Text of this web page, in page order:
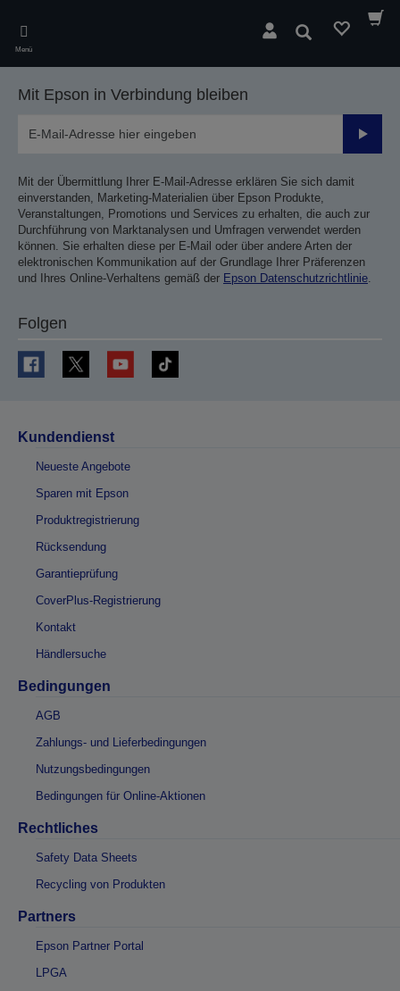
main
content
Menü
Suchen
Mit Epson in Verbindung bleiben
Mit der Übermittlung Ihrer E-Mail-Adresse erklären Sie sich damit
einverstanden, Marketing-Materialien über Epson Produkte,
Veranstaltungen, Promotions und Services zu erhalten, die auch zur
Durchführung von Marktanalysen und Umfragen verwendet werden
können. Sie erhalten diese per E-Mail oder über andere Arten der
elektronischen Kommunikation auf der Grundlage Ihrer Präferenzen
und Ihres Online-Verhaltens gemäß der Epson Datenschutzrichtlinie.
Folgen
Kundendienst
Neueste Angebote
Sparen mit Epson
Produktregistrierung
Rücksendung
Garantieprüfung
CoverPlus-Registrierung
Kontakt
Händlersuche
Bedingungen
AGB
Zahlungs- und Lieferbedingungen
Nutzungsbedingungen
Bedingungen für Online-Aktionen
Rechtliches
Safety Data Sheets
Recycling von Produkten
Partners
Epson Partner Portal
LPGA